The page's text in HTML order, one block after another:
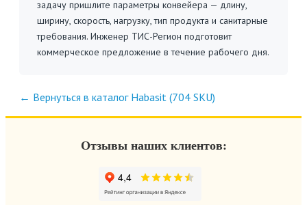
задачу пришлите параметры конвейера — длину,
ширину, скорость, нагрузку, тип продукта и санитарные
требования. Инженер ТИС-Регион подготовит
коммерческое предложение в течение рабочего дня.
← Вернуться в каталог Habasit (704 SKU)
Отзывы наших клиентов: